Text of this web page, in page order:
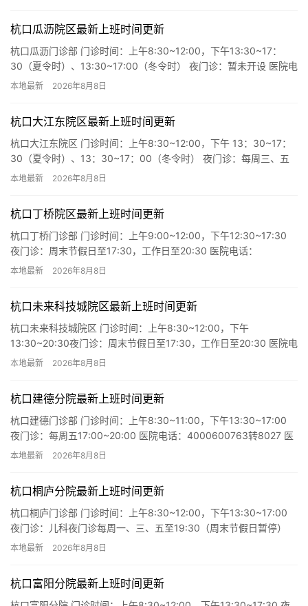
杭口瓜沥院区最新上班时间更新
杭口瓜沥门诊部 门诊时间：上午8:30~12:00，下午13:30~17：
30（夏令时）、13:30~17:00（冬令时） 夜门诊：暂未开设 医院电
话：4000600763转803…
本地最新 2026年8月8日
杭口大江东院区最新上班时间更新
杭口大江东院区 门诊时间：上午8:30~12:00，下午 13：30~17：
30（夏令时）、13：30~17：00（冬令时） 夜门诊：每周三、五
17:30~20:30 医院电话：4…
本地最新 2026年8月8日
杭口丁桥院区最新上班时间更新
杭口丁桥门诊部 门诊时间：上午9:00~12:00，下午12:30~17:30
夜门诊：周末节假日至17:30，工作日至20:30 医院电话：
4000600763转8036 医院地…
本地最新 2026年8月8日
杭口未来科技城院区最新上班时间更新
杭口未来科技城院区 门诊时间：上午8:30~12:00，下午
13:30~20:30夜门诊：周末节假日至17:30，工作日至20:30 医院电
话：4000600763转8030 医院…
本地最新 2026年8月8日
杭口建德分院最新上班时间更新
杭口建德门诊部 门诊时间：上午8:30~11:00，下午13:30~17:00
夜门诊：每周五17:00~20:00 医院电话：4000600763转8027 医
院地址：建德市新安…
本地最新 2026年8月8日
杭口桐庐分院最新上班时间更新
杭口桐庐门诊部 门诊时间：上午8:30~12:00，下午13:30~17:00
夜门诊：儿科夜门诊每周一、三、五至19:30（周末节假日暂停）
医院电话：4000600763转80…
本地最新 2026年8月8日
杭口富阳分院最新上班时间更新